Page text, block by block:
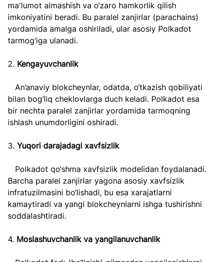
ma'lumot almashish va o‘zaro hamkorlik qilish
imkoniyatini beradi. Bu paralel zanjirlar (parachains)
yordamida amalga oshiriladi, ular asosiy Polkadot
tarmog‘iga ulanadi.
2. Kengayuvchanlik
bilan bog‘liq cheklovlarga duch keladi. Polkadot esa
bir nechta paralel zanjirlar yordamida tarmoqning
ishlash unumdorligini oshiradi.
3. Yuqori darajadagi xavfsizlik
Barcha paralel zanjirlar yagona asosiy xavfsizlik
infratuzilmasini bo‘lishadi, bu esa xarajatlarni
kamaytiradi va yangi blokcheynlarni ishga tushirishni
soddalashtiradi.
4. Moslashuvchanlik va yangilanuvchanlik